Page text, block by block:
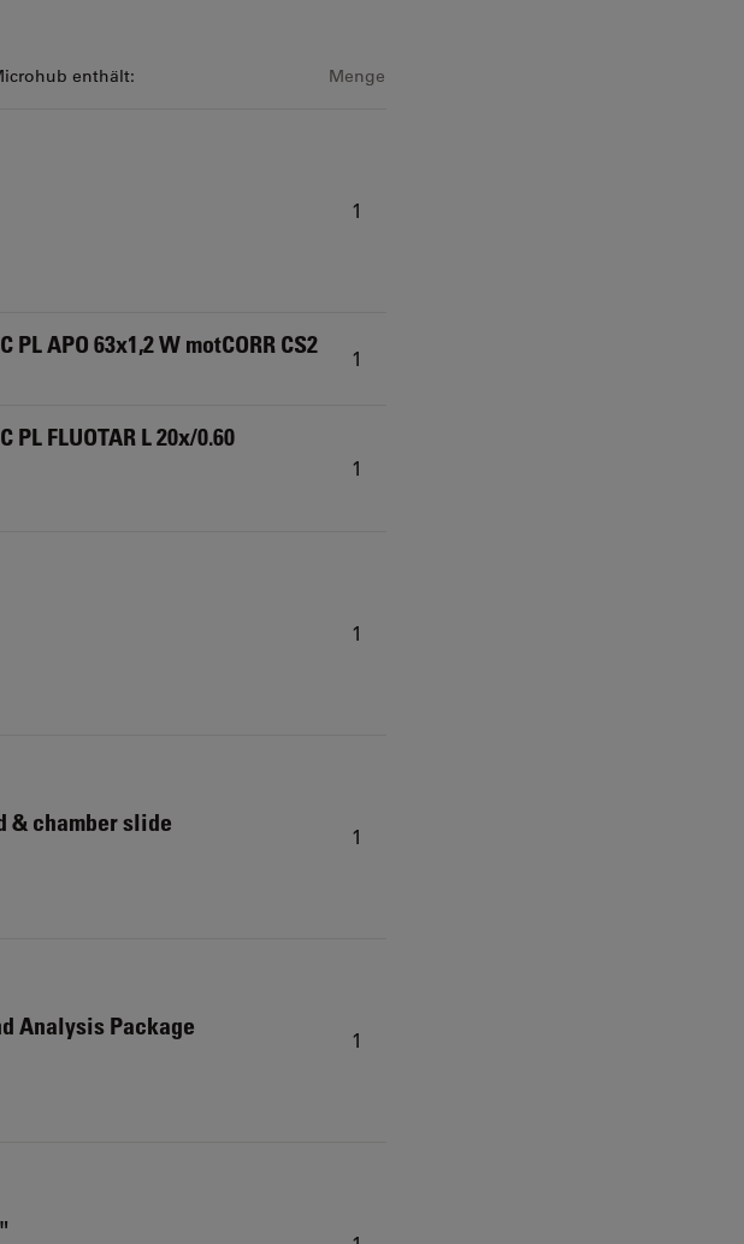
enthält: Menge
1
APO 63x1,2 W motCORR CS2 1
FLUOTAR L 20x/0.60
1
1
& chamber slide 1
Analysis Package 1